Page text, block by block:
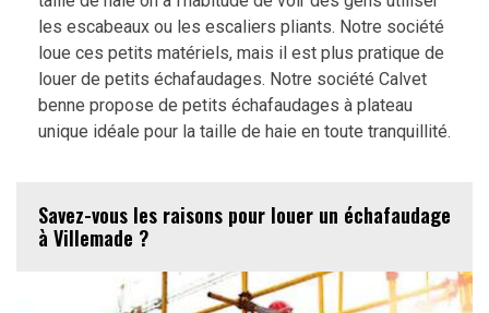
les escabeaux ou les escaliers pliants. Notre société
loue ces petits matériels, mais il est plus pratique de
louer de petits échafaudages. Notre société Calvet
benne propose de petits échafaudages à plateau
unique idéale pour la taille de haie en toute tranquillité.
Savez-vous les raisons pour louer un échafaudage
à Villemade ?